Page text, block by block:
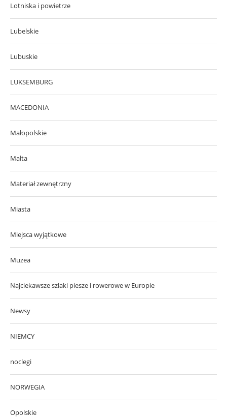
Lotniska i powietrze
Lubelskie
Lubuskie
LUKSEMBURG
MACEDONIA
Małopolskie
Malta
Materiał zewnętrzny
Miasta
Miejsca wyjątkowe
Muzea
Najciekawsze szlaki piesze i rowerowe w Europie
Newsy
NIEMCY
noclegi
NORWEGIA
Opolskie